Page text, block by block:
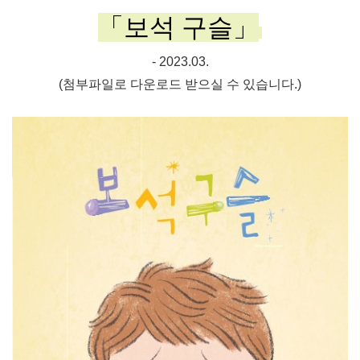
「보석 구슬」
- 2023.03.
(첨부파일로 다운로드 받으실 수 있습니다.)